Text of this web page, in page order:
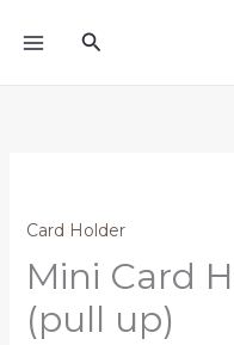
Cari
Card Holder
Mini Card
(pull up)
Card
Coklat
(pull